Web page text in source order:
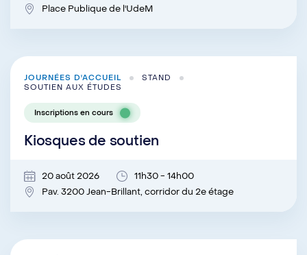
Place Publique de l'UdeM
JOURNÉES D'ACCUEIL
STAND
SOUTIEN AUX ÉTUDES
Inscriptions en cours
Kiosques de soutien
20 août 2026
11h30 - 14h00
Pav. 3200 Jean-Brillant, corridor du 2e étage